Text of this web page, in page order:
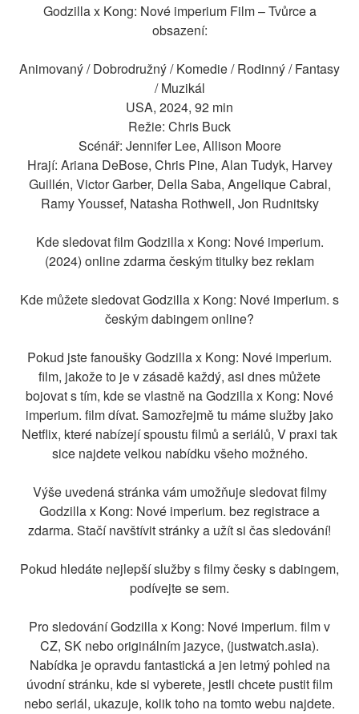
Godzilla x Kong: Nové imperium Film – Tvůrce a
obsazení:
Animovaný / Dobrodružný / Komedie / Rodinný / Fantasy
/ Muzikál
USA, 2024, 92 min
Režie: Chris Buck
Scénář: Jennifer Lee, Allison Moore
Hrají: Ariana DeBose, Chris Pine, Alan Tudyk, Harvey
Guillén, Victor Garber, Della Saba, Angelique Cabral,
Ramy Youssef, Natasha Rothwell, Jon Rudnitsky
Kde sledovat film Godzilla x Kong: Nové imperium.
(2024) online zdarma českým titulky bez reklam
Kde můžete sledovat Godzilla x Kong: Nové imperium. s
českým dabingem online?
Pokud jste fanoušky Godzilla x Kong: Nové imperium.
film, jakože to je v zásadě každý, asi dnes můžete
bojovat s tím, kde se vlastně na Godzilla x Kong: Nové
imperium. film dívat. Samozřejmě tu máme služby jako
Netflix, které nabízejí spoustu filmů a seriálů, V praxi tak
sice najdete velkou nabídku všeho možného.
Výše uvedená stránka vám umožňuje sledovat filmy
Godzilla x Kong: Nové imperium. bez registrace a
zdarma. Stačí navštívit stránky a užít si čas sledování!
Pokud hledáte nejlepší služby s filmy česky s dabingem,
podívejte se sem.
Pro sledování Godzilla x Kong: Nové imperium. film v
CZ, SK nebo originálním jazyce, (justwatch.asia).
Nabídka je opravdu fantastická a jen letmý pohled na
úvodní stránku, kde si vyberete, jestli chcete pustit film
nebo seriál, ukazuje, kolik toho na tomto webu najdete.